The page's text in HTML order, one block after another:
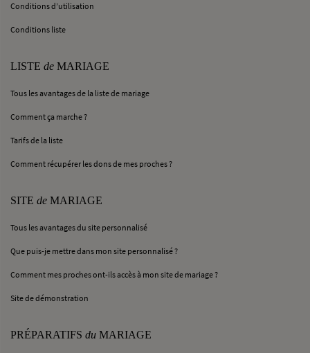
Conditions d’utilisation
Conditions liste
LISTE de MARIAGE
Tous les avantages de la liste de mariage
Comment ça marche ?
Tarifs de la liste
Comment récupérer les dons de mes proches ?
SITE de MARIAGE
Tous les avantages du site personnalisé
Que puis-je mettre dans mon site personnalisé ?
Comment mes proches ont-ils accès à mon site de mariage ?
Site de démonstration
PRÉPARATIFS du MARIAGE